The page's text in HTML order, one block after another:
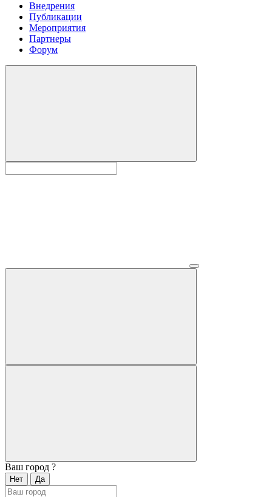
Внедрения
Публикации
Мероприятия
Партнеры
Форум
Ваш город ?
Нет Да